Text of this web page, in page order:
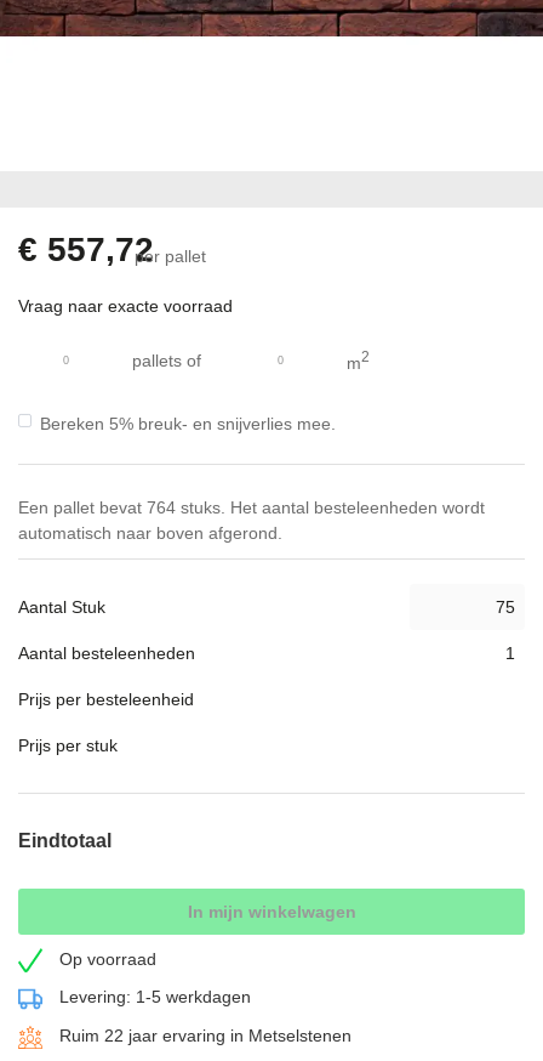
begin
van
afbeeldingen-
€ 557,72per pallet
Vraag naar exacte voorraad
pallets of m2
Bereken 5% breuk- en snijverlies mee.
Een pallet bevat 764 stuks. Het aantal besteleenheden wordt
automatisch naar boven afgerond.
Aantal Stuk
Aantal besteleenheden
Prijs per besteleenheid
Prijs per stuk
Eindtotaal
In mijn winkelwagen
Op voorraad
Levering: 1-5 werkdagen
Ruim 22 jaar ervaring in Metselstenen